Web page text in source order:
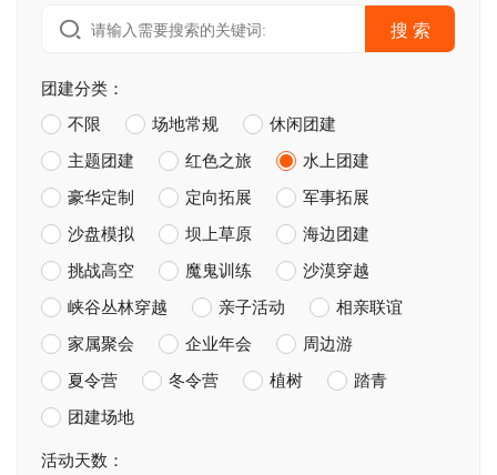
搜 索
团建分类：
不限
场地常规
休闲团建
主题团建
红色之旅
水上团建
豪华定制
定向拓展
军事拓展
沙盘模拟
坝上草原
海边团建
挑战高空
魔鬼训练
沙漠穿越
峡谷丛林穿越
亲子活动
相亲联谊
家属聚会
企业年会
周边游
夏令营
冬令营 植树
踏青
团建场地
活动天数：